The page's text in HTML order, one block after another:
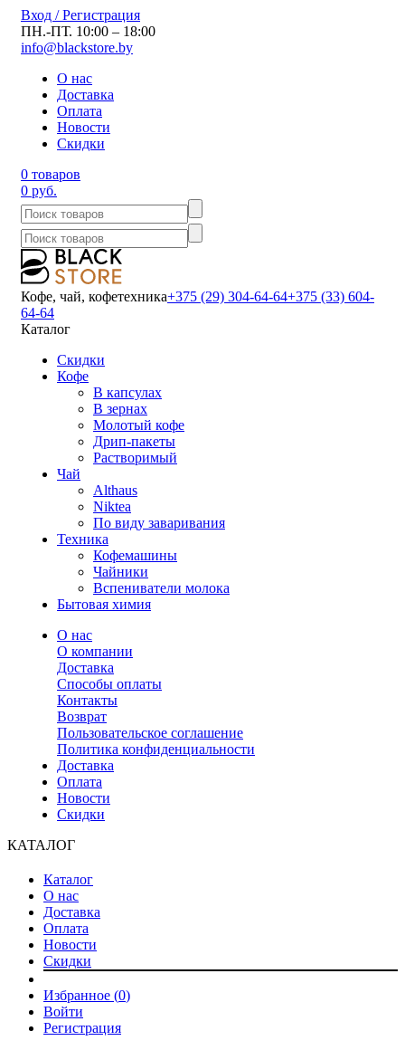
Вход / Регистрация
ПН.-ПТ. 10:00 – 18:00
info@blackstore.by
О нас
Доставка
Оплата
Новости
Скидки
0 товаров
0 руб.
Кофе, чай, кофетехника+375 (29) 304-64-64+375 (33) 604-
64-64
Каталог
Скидки
Кофе
В капсулах
В зернах
Молотый кофе
Дрип-пакеты
Растворимый
Чай
Althaus
Niktea
По виду заваривания
Техника
Кофемашины
Чайники
Вспениватели молока
Бытовая химия
О нас
О компании
Доставка
Способы оплаты
Контакты
Возврат
Пользовательское соглашение
Политика конфиденциальности
Доставка
Оплата
Новости
Скидки
КАТАЛОГ
Каталог
О нас
Доставка
Оплата
Новости
Скидки
Избранное (0)
Войти
Регистрация